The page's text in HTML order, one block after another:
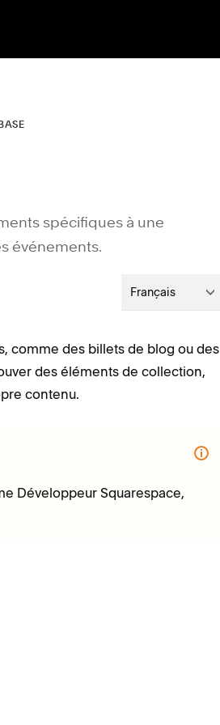
spécifiques à une
événements.
Français
comme des billets de blog ou des
des éléments de collection,
contenu.
Développeur Squarespace,